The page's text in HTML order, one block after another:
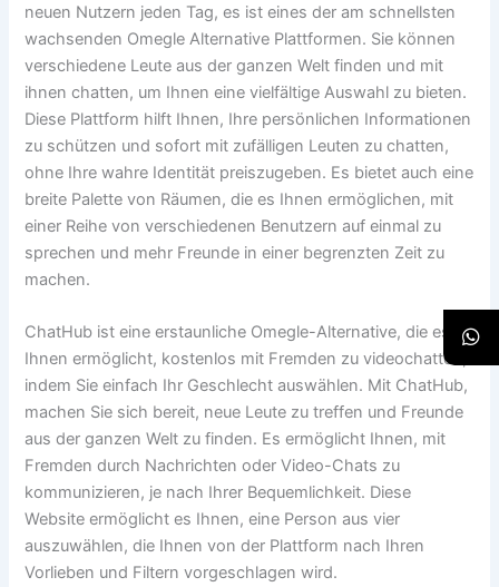
neuen Nutzern jeden Tag, es ist eines der am schnellsten
wachsenden Omegle Alternative Plattformen. Sie können
verschiedene Leute aus der ganzen Welt finden und mit
ihnen chatten, um Ihnen eine vielfältige Auswahl zu bieten.
Diese Plattform hilft Ihnen, Ihre persönlichen Informationen
zu schützen und sofort mit zufälligen Leuten zu chatten,
ohne Ihre wahre Identität preiszugeben. Es bietet auch eine
breite Palette von Räumen, die es Ihnen ermöglichen, mit
einer Reihe von verschiedenen Benutzern auf einmal zu
sprechen und mehr Freunde in einer begrenzten Zeit zu
machen.
ChatHub ist eine erstaunliche Omegle-Alternative, die es
Ihnen ermöglicht, kostenlos mit Fremden zu videochatten,
indem Sie einfach Ihr Geschlecht auswählen. Mit ChatHub,
machen Sie sich bereit, neue Leute zu treffen und Freunde
aus der ganzen Welt zu finden. Es ermöglicht Ihnen, mit
Fremden durch Nachrichten oder Video-Chats zu
kommunizieren, je nach Ihrer Bequemlichkeit. Diese
Website ermöglicht es Ihnen, eine Person aus vier
auszuwählen, die Ihnen von der Plattform nach Ihren
Vorlieben und Filtern vorgeschlagen wird.